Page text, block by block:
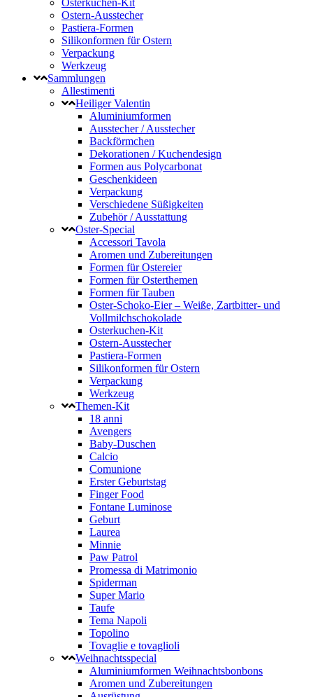
Osterkuchen-Kit
Ostern-Ausstecher
Pastiera-Formen
Silikonformen für Ostern
Verpackung
Werkzeug
Sammlungen
Allestimenti
Heiliger Valentin
Aluminiumformen
Ausstecher / Ausstecher
Backförmchen
Dekorationen / Kuchendesign
Formen aus Polycarbonat
Geschenkideen
Verpackung
Verschiedene Süßigkeiten
Zubehör / Ausstattung
Oster-Special
Accessori Tavola
Aromen und Zubereitungen
Formen für Ostereier
Formen für Osterthemen
Formen für Tauben
Oster-Schoko-Eier – Weiße, Zartbitter- und
Vollmilchschokolade
Osterkuchen-Kit
Ostern-Ausstecher
Pastiera-Formen
Silikonformen für Ostern
Verpackung
Werkzeug
Themen-Kit
18 anni
Avengers
Baby-Duschen
Calcio
Comunione
Erster Geburtstag
Finger Food
Fontane Luminose
Geburt
Laurea
Minnie
Paw Patrol
Promessa di Matrimonio
Spiderman
Super Mario
Taufe
Tema Napoli
Topolino
Tovaglie e tovaglioli
Weihnachtsspecial
Aluminiumformen Weihnachtsbonbons
Aromen und Zubereitungen